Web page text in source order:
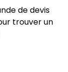
de devis
trouver un